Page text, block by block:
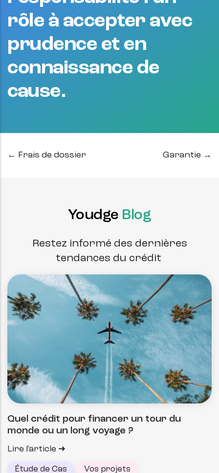
rôle à accepter avec
prudence et en
connaissance de
cause.
← Frais de dossier Garantie →
Youdge Blog
Restez informé des dernières
tendances du crédit
Quel crédit pour financer un tour du
monde ou un long voyage ?
Lire l'article
Étude de Cas Vos projets